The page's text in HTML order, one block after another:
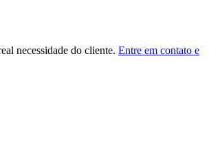
necessidade do cliente. Entre em contato e